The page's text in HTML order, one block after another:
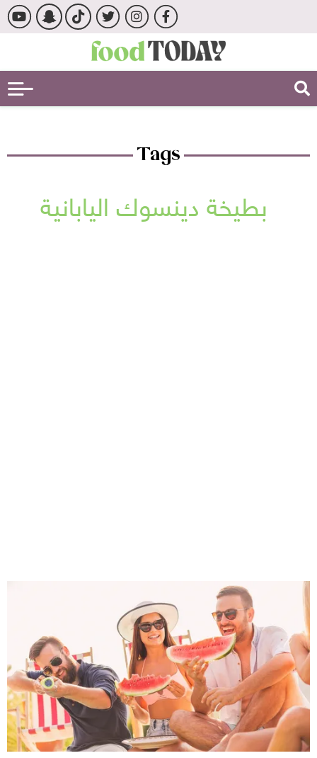
Tags
بطيخة دينسوك اليابانية